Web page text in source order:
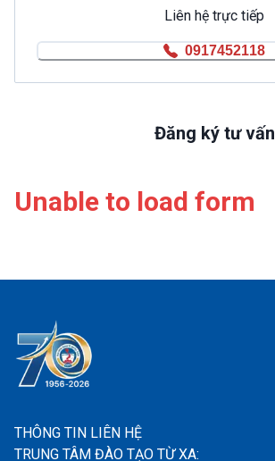
Liên hệ trực tiếp
0917452118
Đăng ký tư vấn
Unable to load form
THÔNG TIN LIÊN HỆ
TRUNG TÂM ĐÀO TẠO TỪ XA: